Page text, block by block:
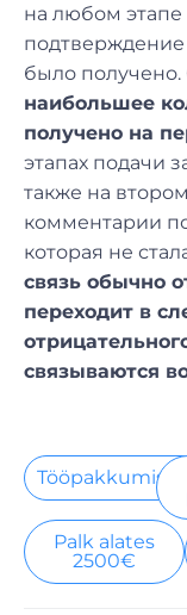
на любом
подтверждение
было получено.
наибольшее
получено на
этапах подачи
также на втором
комментарии
которая не
связь обычно
переходит в
связываются
Tööpakkumised
Palk alates
2500€